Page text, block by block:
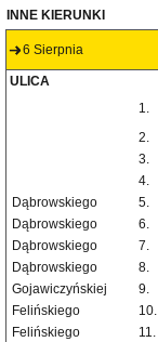
INNE KIERUNKI
6 Sierpnia
ULICA
1.
2.
3.
4.
Dąbrowskiego
5.
Dąbrowskiego
6.
Dąbrowskiego
7.
Dąbrowskiego
8.
Gojawiczyńskiej
9.
Felińskiego
10.
Felińskiego
11.